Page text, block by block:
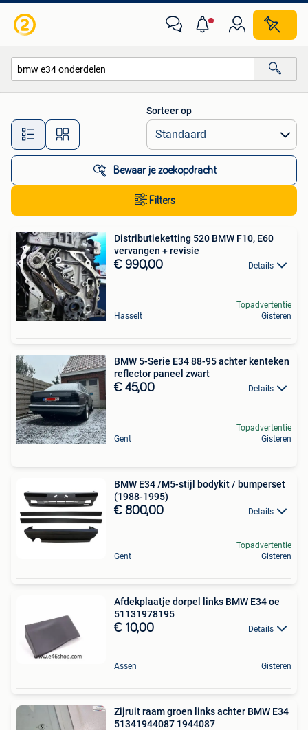
Alle afstanden…
Sorteer op
Bewaar je zoekopdracht
Filters
Distributieketting 520 BMW F10, E60
vervangen + revisie
€ 990,00 Details
Hasselt
Topadvertentie
Gisteren
BMW 5-Serie E34 88-95 achter kenteken
reflector paneel zwart
€ 45,00 Details
Gent
Topadvertentie
Gisteren
BMW E34 /M5-stijl bodykit / bumperset
(1988-1995)
€ 800,00 Details
Gent
Topadvertentie
Gisteren
Afdekplaatje dorpel links BMW E34 oe
51131978195
€ 10,00 Details
Assen Gisteren
Zijruit raam groen links achter BMW E34
51341944087 1944087